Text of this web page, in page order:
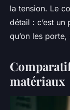
la tension. Le
détail : c’est un
qu’on les porte,
matériaux